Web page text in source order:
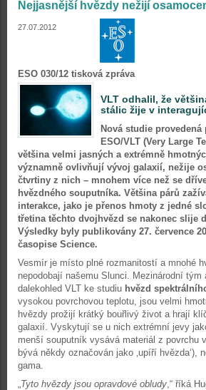
Nejjasnější hvězdy nežijí
27.07.2012
ESO 030/12 tisková zpráva
VLT odhalil, že
stálic žije v
Nová studie
ESO/VLT (Very Large
většina velmi jasných a extrémně
významně ovlivňují vývoj galaxií, nežije
čtvrtiny z nich – mnohem více než se
hvězdného souputníka. Většina párů
interakce, jako je přenos hmoty z jedné
třetina těchto dvojhvězd se nakonec slije
Výsledky byly publikovány 27. července
časopise Science.
Vesmír je místo plné rozmanitostí a mnohé
nepodobají našemu Slunci. Mezinárodní tým
dalekohled VLT ke studiu hvězd
vysokou povrchovou teplotu, jsou velmi
hvězdy prožijí krátký bouřlivý život a hrají
galaxií. Vyskytují se u nich extrémní jevy
menší souputník vysává materiál z povrchu
bývá někdy označován jako ‚upíří hvězda‘),
gama.
„Tyto hvězdy jsou opravdové obludy,“ říká